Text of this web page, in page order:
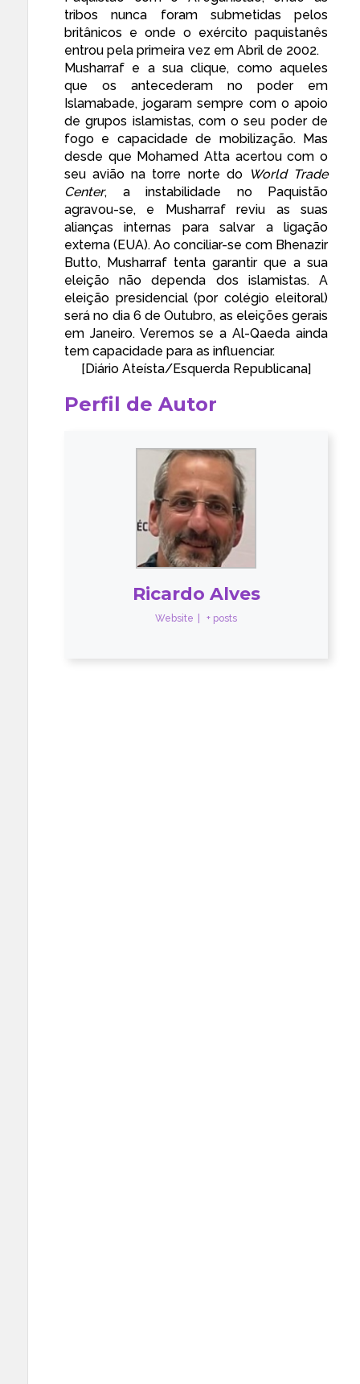
tribos nunca foram submetidas pelos
britânicos e onde o exército paquistanês
entrou pela primeira vez em Abril de 2002.
Musharraf e a sua clique, como aqueles
que os antecederam no poder em
Islamabade, jogaram sempre com o apoio
de grupos islamistas, com o seu poder de
fogo e capacidade de mobilização. Mas
desde que Mohamed Atta acertou com o
seu avião na torre norte do World Trade
Center, a instabilidade no Paquistão
agravou-se, e Musharraf reviu as suas
alianças internas para salvar a ligação
externa (EUA). Ao conciliar-se com Bhenazir
Butto, Musharraf tenta garantir que a sua
eleição não dependa dos islamistas. A
eleição presidencial (por colégio eleitoral)
será no dia 6 de Outubro, as eleições gerais
em Janeiro. Veremos se a Al-Qaeda ainda
tem capacidade para as influenciar.
[Diário Ateísta/Esquerda Republicana]
Perfil de Autor
Ricardo Alves
Website + posts